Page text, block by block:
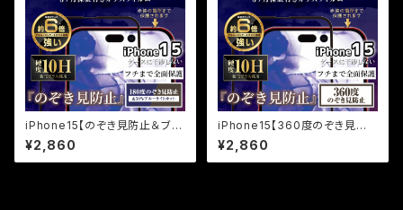
iPhone15【のぞき見防止＆ブル
ーライトカット】保証付きガラスフ
ィルム『鎧』全面フルカバー
¥2,860
iPhone15【360度のぞき見防
止】保証付きガラスフィルム『鎧』
全面フルカバー
¥2,860